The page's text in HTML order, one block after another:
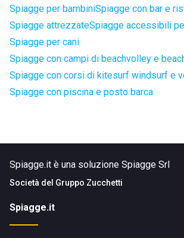
Spiagge per bambiniSpiagge con bar e
Spiagge attrezzateSpiagge accessibili
Spiagge per cani
Spiagge con campi di beachvolley e
Spiagge con corsi di kitesurf windsurf e
Spiagge con piscina e posto barca
Spiagge.it è una soluzione Spiagge Srl
Società del Gruppo Zucchetti
Spiagge.it